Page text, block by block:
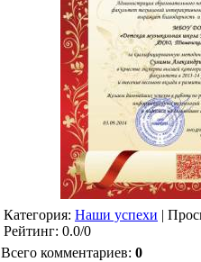
Категория: Наши успехи |
Рейтинг: 0.0/0
Всего комментариев: 0